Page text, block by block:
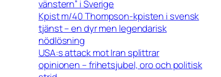
vänstern” i Sverige
Kpist m/40 Thompson-kpisten i svensk
tjänst – en dyr men legendarisk
nödlösning
USA:s attack mot Iran splittrar
opinionen – frihetsjubel, oro och politisk